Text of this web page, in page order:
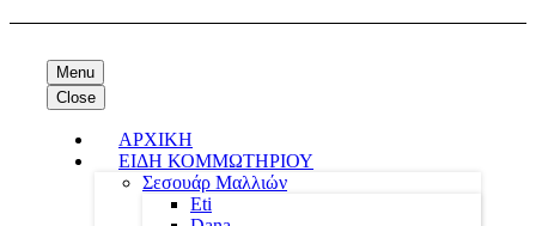
Menu
Close
ΑΡΧΙΚΗ
ΕΙΔΗ ΚΟΜΜΩΤΗΡΙΟΥ
Σεσουάρ Μαλλιών
Eti